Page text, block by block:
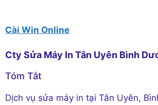
Cài Win Online
Cty Sửa Máy In Tân Uyên Bình
Tóm Tắt
Dịch vụ sửa máy in tại Tân Uyên,